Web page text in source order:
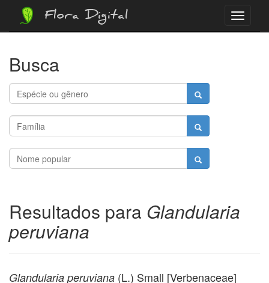
Menu
Flora Digital
Busca
Resultados para Glandularia
peruviana
Glandularia peruviana (L.) Small [Verbenaceae]